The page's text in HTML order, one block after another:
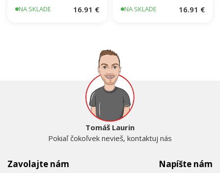
NA SKLADE 16.91 € NA SKLADE 16.91 €
Zavolajte nám
Tomáš Laurin
Pokiaľ čokoľvek nevieš, kontaktuj nás
Napíšte nám